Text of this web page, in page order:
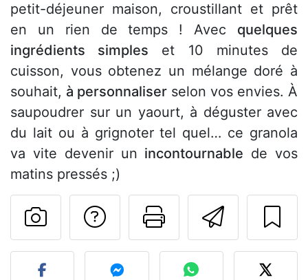
petit-déjeuner maison, croustillant et prêt
en un rien de temps ! Avec quelques
ingrédients simples et 10 minutes de
cuisson, vous obtenez un mélange doré à
souhait, à personnaliser selon vos envies. À
saupoudrer sur un yaourt, à déguster avec
du lait ou à grignoter tel quel… ce granola
va vite devenir un incontournable de vos
matins pressés ;)
Imprimer
Poser une
Publier votre photo de